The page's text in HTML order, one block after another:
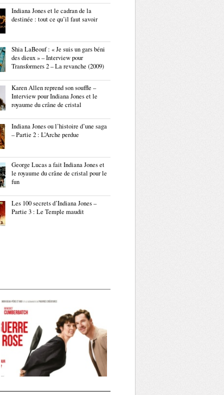
Indiana Jones et le cadran de la
destinée : tout ce qu’il faut savoir
Shia LaBeouf : « Je suis un gars béni
des dieux » – Interview pour
Transformers 2 – La revanche (2009)
Karen Allen reprend son souffle –
Interview pour Indiana Jones et le
royaume du crâne de cristal
Indiana Jones ou l’histoire d’une saga
– Partie 2 : L’Arche perdue
George Lucas a fait Indiana Jones et
le royaume du crâne de cristal pour le
fun
Les 100 secrets d’Indiana Jones –
Partie 3 : Le Temple maudit